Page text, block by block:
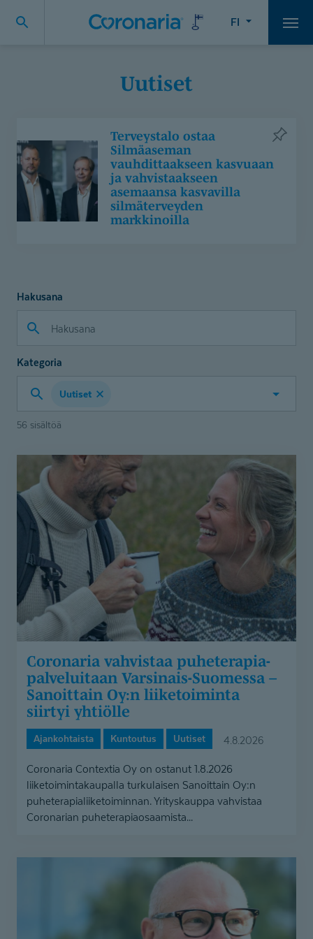
FI
Uutiset
ostaa
Silmäaseman
vauhdittaakseen
kasvuaan
vahvistaakseen
markkinoilla
Terveystalo ostaa
Silmäaseman
vauhdittaakseen kasvuaan
ja vahvistaakseen
asemaansa kasvavilla
silmäterveyden
markkinoilla
Hakusana
Kategoria
Valitse
Uutiset
56 sisältöä
Coronaria
vahvistaa
puheterapiapalveluitaan
Varsinais-
Suomessa
Sanoittain
Oy:n
liiketoiminta
Coronaria vahvistaa puheterapia­
pal­ve­luitaan Varsinais-Suomessa –
Sanoittain Oy:n liiketoiminta
siirtyi yhtiölle
Ajankohtaista Kuntoutus Uutiset 4.8.2026
Coronaria Contextia Oy on ostanut 1.8.2026
liiketoimintakaupalla turkulaisen Sanoittain Oy:n
puheterapialiiketoiminnan. Yrityskauppa vahvistaa
Coronarian puheterapiaosaamista...
laajenee 1.7. uusilla tutkimuksilla –